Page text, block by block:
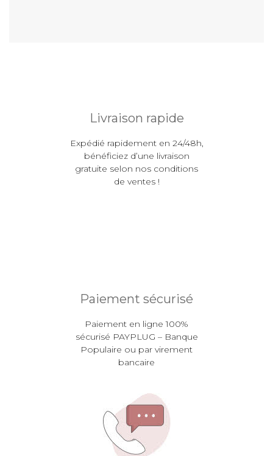
Livraison rapide
Expédié rapidement en 24/48h,
bénéficiez d’une livraison
gratuite selon nos conditions
de ventes !
Paiement sécurisé
Paiement en ligne 100%
sécurisé PAYPLUG – Banque
Populaire ou par virement
bancaire